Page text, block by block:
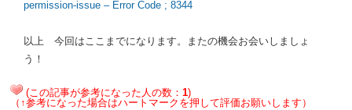
permission-issue – Error Code ; 8344
以上 今回はここまでになります。またの機会お会いしましょ
う！
(この記事が参考になった人の数： 1)
（↑参考になった場合はハートマークを押して評価お願いします）